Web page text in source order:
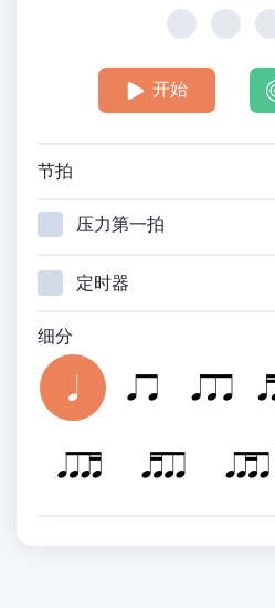
开始
节拍
压力第一拍
定时器
细分